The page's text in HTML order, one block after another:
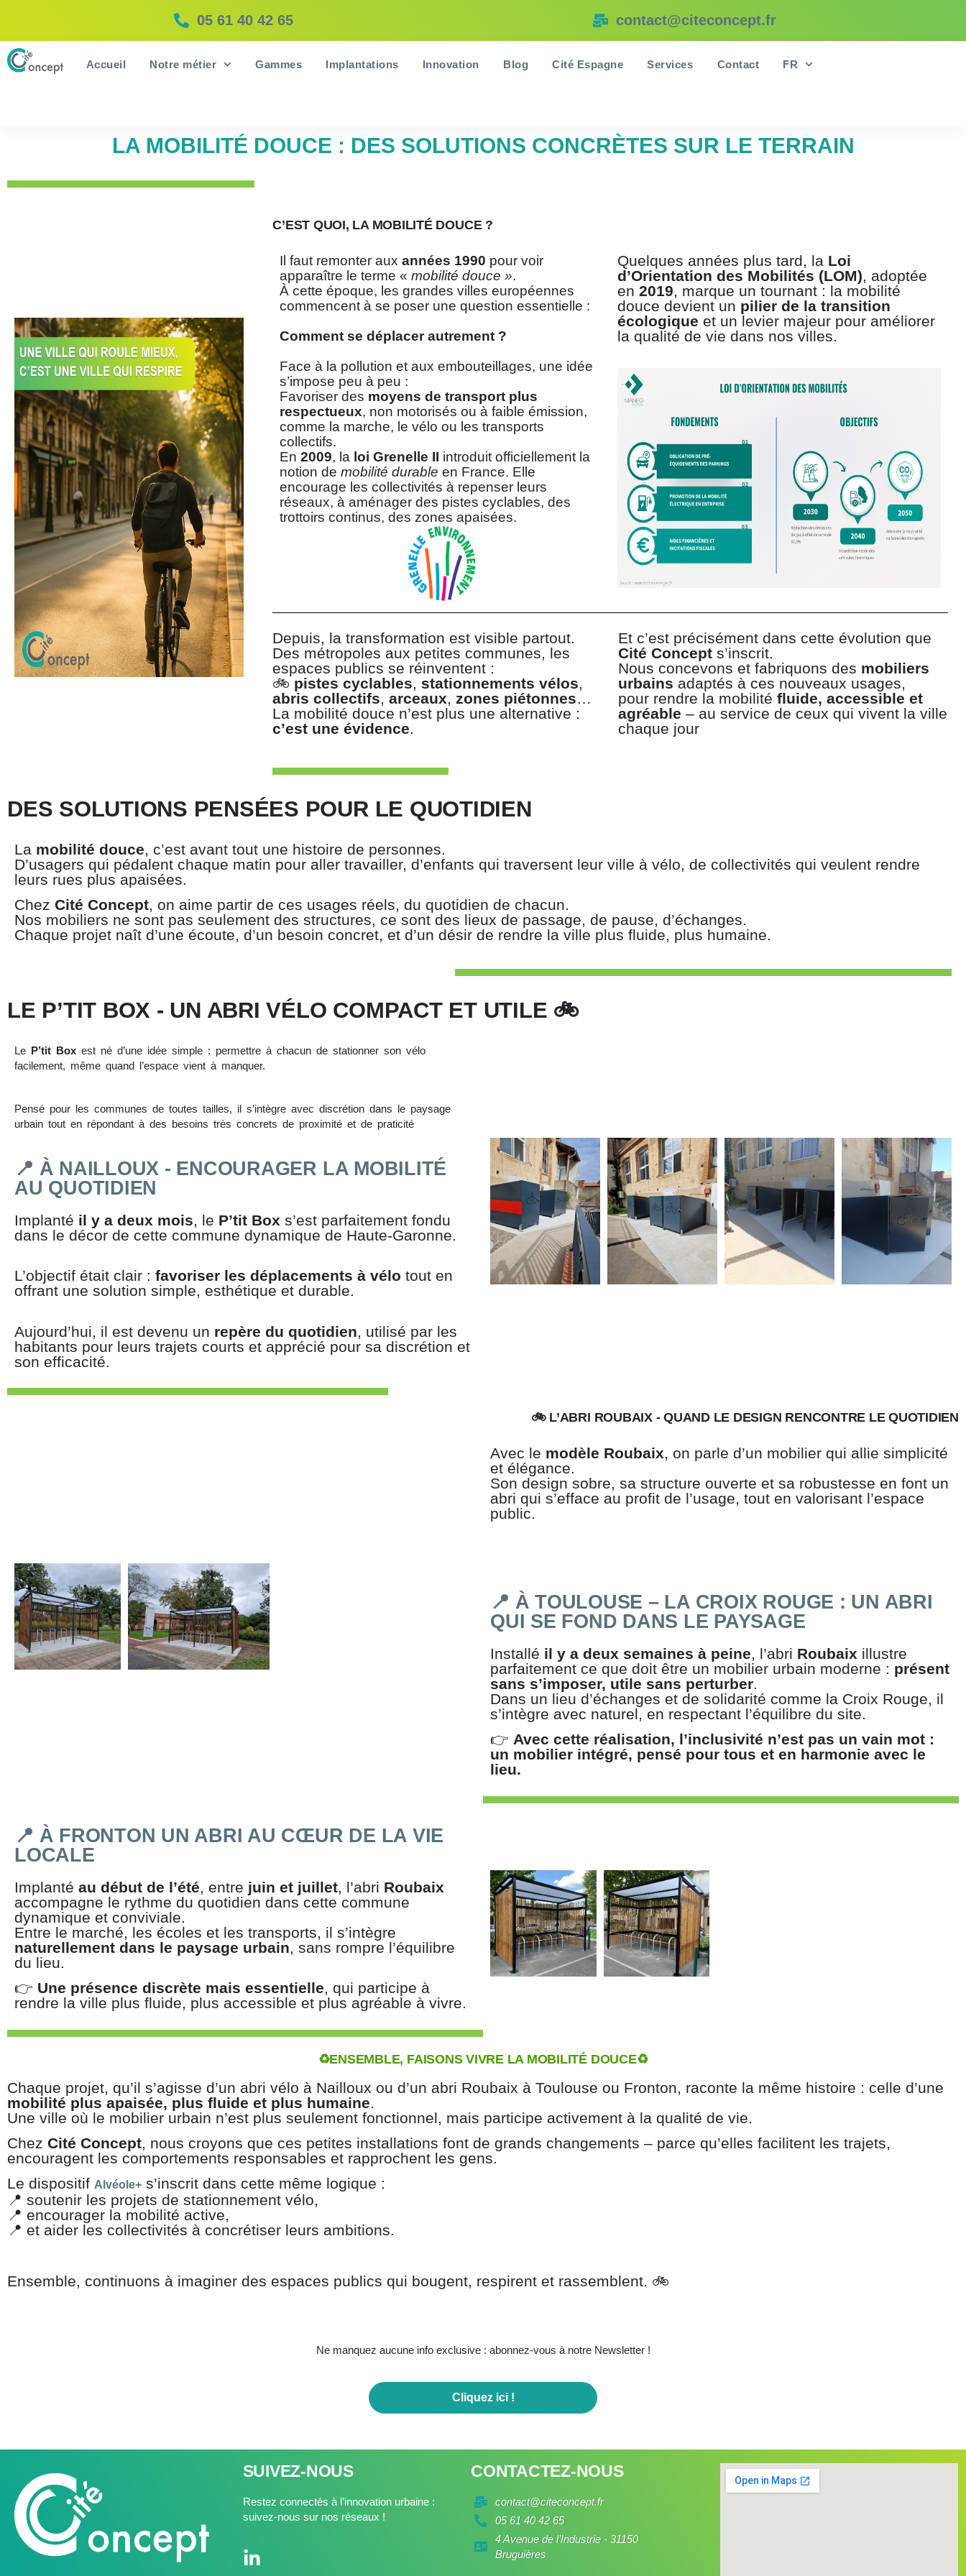
05 61 40 42 65 contact@citeconcept.fr
Accueil Notre métier Gammes Implantations Innovation Blog Cité Espagne Services Contact FR
LA MOBILITÉ DOUCE : DES SOLUTIONS CONCRÈTES SUR LE TERRAIN
C’EST QUOI, LA MOBILITÉ DOUCE ?
Il faut remonter auxannées 1990 pour voir
apparaître le terme «mobilité douce ».
À cette époque, les grandes villes européennes
commencent à se poser une question essentielle :
Comment se déplacer autrement ?
Face à la pollution et aux embouteillages, une idée
s’impose peu à peu :
Favoriser des moyens de transport plus
respectueux, non motorisés ou à faible émission,
comme la marche, le vélo ou les transports
collectifs.
En2009, la loi Grenelle II introduit officiellement la
notion demobilité durable en France. Elle
encourage les collectivités à repenser leurs
réseaux, à aménager des pistes cyclables, des
trottoirs continus, des zones apaisées.
Quelques années plus tard, la Loi
d’Orientation des Mobilités (LOM), adoptée
en2019, marque un tournant : la mobilité
douce devient un pilier de la transition
écologique et un levier majeur pour améliorer
la qualité de vie dans nos villes.
Depuis, la transformation est visible partout.
Des métropoles aux petites communes, les
espaces publics se réinventent :
🚲 pistes cyclables, stationnements vélos,
abris collectifs,arceaux,zones piétonnes…
La mobilité douce n’est plus une alternative :
c’est une évidence.
Et c’est précisément dans cette évolution que
Cité Concepts’inscrit.
Nous concevons et fabriquons des mobiliers
urbains adaptés à ces nouveaux usages,
pour rendre la mobilité fluide, accessible et
agréable – au service de ceux qui vivent la ville
chaque jour
DES SOLUTIONS PENSÉES POUR LE QUOTIDIEN
La mobilité douce, c’est avant tout une histoire de personnes.
D’usagers qui pédalent chaque matin pour aller travailler, d’enfants qui traversent leur ville à vélo, de collectivités qui veulent rendre
leurs rues plus apaisées.
Chez Cité Concept, on aime partir de ces usages réels, du quotidien de chacun.
Nos mobiliers ne sont pas seulement des structures, ce sont des lieux de passage, de pause, d’échanges.
Chaque projet naît d’une écoute, d’un besoin concret, et d’un désir de rendre la ville plus fluide, plus humaine.
LE P’TIT BOX - UN ABRI VÉLO COMPACT ET UTILE 🚲
Le P’tit Box est né d’une idée simple : permettre à chacun de stationner son vélo
facilement, même quand l’espace vient à manquer.
Pensé pour les communes de toutes tailles, il s’intègre avec discrétion dans le paysage
urbain tout en répondant à des besoins très concrets de proximité et de praticité
📍 À NAILLOUX - ENCOURAGER LA MOBILITÉ
AU QUOTIDIEN
Implanté il y a deux mois, le P’tit Box s’est parfaitement fondu
dans le décor de cette commune dynamique de Haute-Garonne.
L’objectif était clair : favoriser les déplacements à vélo tout en
offrant une solution simple, esthétique et durable.
Aujourd’hui, il est devenu un repère du quotidien , utilisé par les
habitants pour leurs trajets courts et apprécié pour sa discrétion et
son efficacité.
🚲 L’ABRI ROUBAIX - QUAND LE DESIGN RENCONTRE LE QUOTIDIEN
Avec le modèle Roubaix, on parle d’un mobilier qui allie simplicité
et élégance.
Son design sobre, sa structure ouverte et sa robustesse en font un
abri qui s’efface au profit de l’usage, tout en valorisant l’espace
public.
📍 À TOULOUSE – LA CROIX ROUGE : UN ABRI
QUI SE FOND DANS LE PAYSAGE
Installé il y a deux semaines à peine, l’abri Roubaix illustre
parfaitement ce que doit être un mobilier urbain moderne : présent
sans s’imposer, utile sans perturber.
Dans un lieu d’échanges et de solidarité comme la Croix Rouge, il
s’intègre avec naturel, en respectant l’équilibre du site.
👉 Avec cette réalisation, l’inclusivité n’est pas un vain mot :
un mobilier intégré, pensé pour tous et en harmonie avec le
lieu.
📍 À FRONTON UN ABRI AU CŒUR DE LA VIE
LOCALE
Implanté au début de l’été, entre juin et juillet, l’abri Roubaix
accompagne le rythme du quotidien dans cette commune
dynamique et conviviale.
Entre le marché, les écoles et les transports, il s’intègre
naturellement dans le paysage urbain, sans rompre l’équilibre
du lieu.
👉 Une présence discrète mais essentielle, qui participe à
rendre la ville plus fluide, plus accessible et plus agréable à vivre.
♻️ENSEMBLE, FAISONS VIVRE LA MOBILITÉ DOUCE♻️
Chaque projet, qu’il s’agisse d’un abri vélo à Nailloux ou d’un abri Roubaix à Toulouse ou Fronton, raconte la même histoire : celle d’une
mobilité plus apaisée, plus fluide et plus humaine
Une ville où le mobilier urbain n’est plus seulement fonctionnel, mais participe activement à la qualité de vie.
Chez Cité Concept, nous croyons que ces petites installations font de grands changements – parce qu’elles facilitent les trajets,
encouragent les comportements responsables et rapprochent les gens.
Le dispositif Alvéole+ s’inscrit dans cette même logique :
📍 soutenir les projets de stationnement vélo,
📍 encourager la mobilité active,
📍 et aider les collectivités à concrétiser leurs ambitions.
Ensemble, continuons à imaginer des espaces publics qui bougent, respirent et rassemblent. 🚲
Ne manquez aucune info exclusive : abonnez-vous à notre Newsletter !
Cliquez ici !
SUIVEZ-NOUS
Restez connectés à l’innovation urbaine :
suivez-nous sur nos réseaux !
CONTACTEZ-NOUS
contact@citeconcept.fr
05 61 40 42 65
4 Avenue de l’Industrie - 31150
Bruguières